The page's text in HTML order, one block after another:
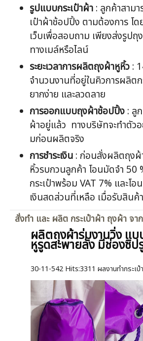
รูปแบบกระเป๋าผ้า : ลูกค้าสาม
เป๋าผ้าช้อปปิ้ง ตามต้องการ โ
เว็บเพื่อสอบถาม เพียงส่งรูป
ทางเมล์หรือไลน์
ระยะเวลาการผลิตถุงผ้าหูหิ้ว :
จำนวนงานที่อยู่ในคิวการผลิตก
ยากง่าย และลวดลาย
การออกแบบถุงผ้าช้อปปิ้ง : ลู
ผ้าอยู่แล้ว ทางบริษัทจะทำตัว
มก่อนผลิตจริง
การชำระเงิน : ก่อนสั่งผลิตถุง
หิ้วรบกวนลูกค้า โอนมัดจำ 50
กระเป๋าพร้อม VAT 7% และโอ
เงินสดส่วนที่เหลือ เมื่อรับสินค้า
สั่งทำ และ ผลิต กระเป๋าผ้า ถุงผ้า จา
ผลิตถุงผ้าร่มงานวิ่ง แบ
หูรูดสะพายลัง มีช่องซิป
30-11-542 Hits:3311 ผลงานทำกระเป๋